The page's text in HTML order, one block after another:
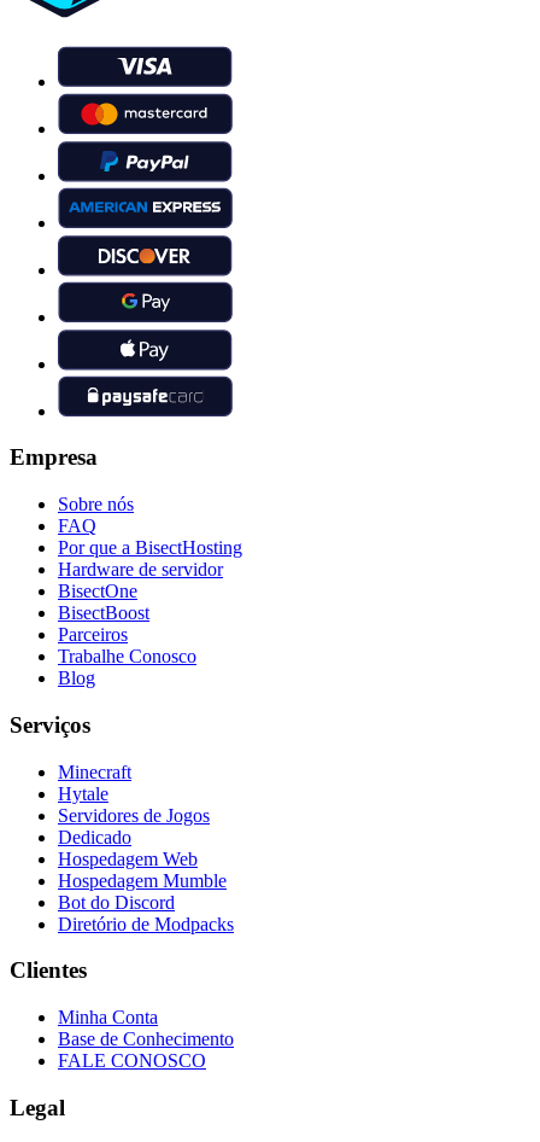
Empresa
Sobre nós
FAQ
Por que a BisectHosting
Hardware de servidor
BisectOne
BisectBoost
Parceiros
Trabalhe Conosco
Blog
Serviços
Minecraft
Hytale
Servidores de Jogos
Dedicado
Hospedagem Web
Hospedagem Mumble
Bot do Discord
Diretório de Modpacks
Clientes
Minha Conta
Base de Conhecimento
FALE CONOSCO
Legal